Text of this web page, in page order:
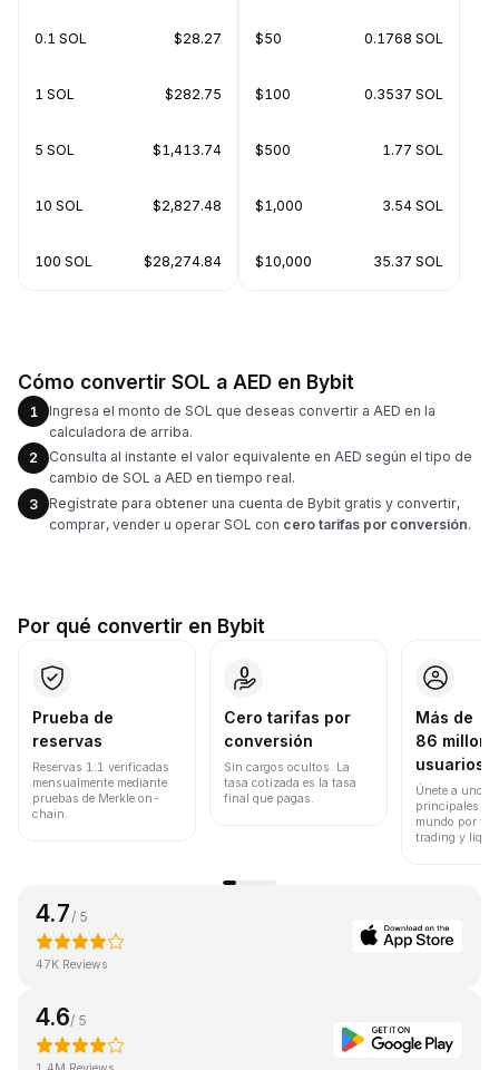
0.1 SOL $28.27
1 SOL $282.75
5 SOL $1,413.74
10 SOL $2,827.48
100 SOL $28,274.84
$50 0.1768 SOL
$100 0.3537 SOL
$500 1.77 SOL
$1,000 3.54 SOL
$10,000 35.37 SOL
Cómo convertir SOL a AED en Bybit
1
Ingresa el monto de SOL que deseas convertir a AED en la
calculadora de arriba.
2
Consulta al instante el valor equivalente en AED según el tipo de
cambio de SOL a AED en tiempo real.
3
Regístrate para obtener una cuenta de Bybit gratis y convertir,
comprar, vender u operar SOL con cero tarifas por conversión.
Por qué convertir en Bybit
Prueba de
reservas
Reservas 1:1 verificadas
mensualmente mediante
pruebas de Merkle on-
chain.
Cero tarifas por
conversión
Sin cargos ocultos. La
tasa cotizada es la tasa
final que pagas.
Más de
86
usuarios
Únete a uno
principales
mundo por
trading y
4.7 / 5
47K Reviews
4.6/ 5